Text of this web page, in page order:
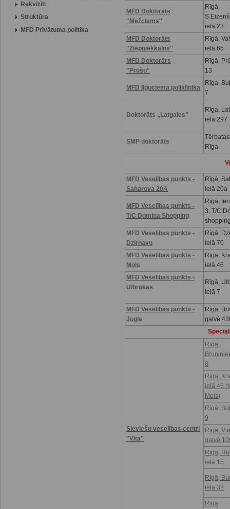
Rekvizīti
Struktūra
MFD Privātuma politika
MFD Doktorāts
''Mežciems''
Rīgā,
ielā 23
MFD Doktorāts
''Ziepniekkalns''
Rīgā,
ielā 65
MFD Doktorārs
"Prūšu"
Rīgā,
13
MFD Iļģuciema poliklīnika
Rīga,
7
Doktorāts „Latgales”
Rīga,
iela 297
SMP doktorāts
Rīga
MFD Veselības punkts -
Saharova 20A
Rīgā,
ielā 20a
MFD Veselības punkts -
T/C Domina Shopping
Rīgā,
3, T/C
MFD Veselības punkts -
Dzirnavu
Rīgā,
ielā 70
MFD Veselības punkts -
Mols
Rīgā,
ielā 46
MFD Veselības punkts -
Ulbrokas
Rīgā,
ielā 7
MFD Veselības punkts -
Jugla
Rīgā,
gatvē
Sieviešu veselības centri
"Vita''
Rīgā,
8
Rīgā,
ielā 46
Mols)
Rīgā,
9
Rīgā,
gatvē
Rīgā,
ielā 15
Rīgā,
ielā 33
Rīgā,